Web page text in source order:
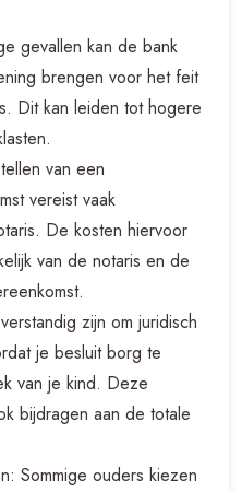
gevallen kan de bank
brengen voor het feit
Dit kan leiden tot hogere
van een
vereist vaak
De kosten hiervoor
van de notaris en de
zijn om juridisch
je besluit borg te
van je kind. Deze
bijdragen aan de totale
Sommige ouders kiezen